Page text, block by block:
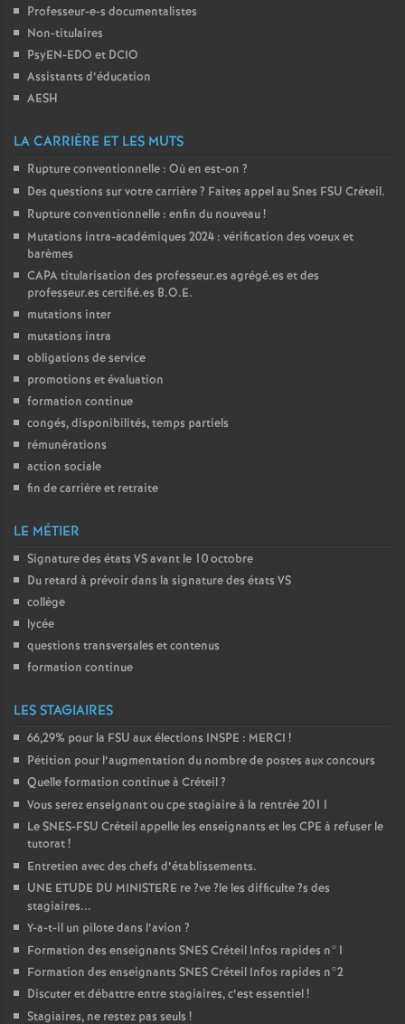
s
T
o
Professeur-e-s documentalistes
Non-titulaires
PsyEN-EDO et DCIO
Assistants d’éducation
AESH
LA CARRIÈRE ET LES MUTS
Rupture conventionnelle : Où en est-on ?
Des questions sur votre carrière? Faites appel au Snes FSU Créteil.
Rupture conventionnelle : enfin du nouveau!
Mutations intra-académiques 2024 : vérification des voeux et
barèmes
CAPAtitularisation des professeur.es agrégé.es et des
professeur.es certifié.es B.O.E.
mutations inter
mutations intra
obligations de service
promotions et évaluation
formation continue
congés, disponibilités, temps partiels
rémunérations
action sociale
fin de carrière et retraite
LE MÉTIER
Signature des états VSavant le 10 octobre
Du retard à prévoir dans la signature des états VS
collège
lycée
questions transversales et contenus
formation continue
LES STAGIAIRES
66,29% pour la FSU aux élections INSPE : MERCI !
Pétition pour l’augmentation du nombre de postes aux concours
Quelle formation continue à Créteil?
Vous serez enseignant ou cpe stagiaire à la rentrée 2011
LeSNES-FSU Créteil appelle les enseignants et les CPE à refuser le
tutorat!
Entretien avec des chefs d’établissements.
UNE ETUDE DU MINISTERE re?ve?le les difficulte?s des
stagiaires...
Y-a-t-il un pilote dans l’avion ?
Formation des enseignants SNESCréteil Infos rapides n°1
Formation des enseignants SNESCréteil Infos rapides n°2
Discuter et débattre entre stagiaires, c’est essentiel!
Stagiaires, ne restez pas seuls !